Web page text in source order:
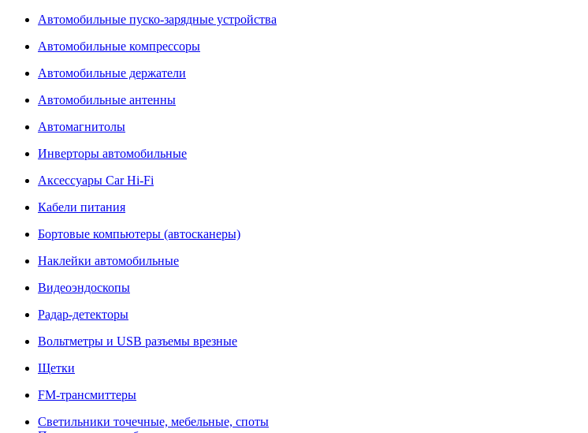
Автомобильные пуско-зарядные устройства
Автомобильные компрессоры
Автомобильные держатели
Автомобильные антенны
Автомагнитолы
Инверторы автомобильные
Аксессуары Car Hi-Fi
Кабели питания
Бортовые компьютеры (автосканеры)
Наклейки автомобильные
Видеоэндоскопы
Радар-детекторы
Вольтметры и USB разъемы врезные
Щетки
FM-трансмиттеры
Светильники точечные, мебельные, споты